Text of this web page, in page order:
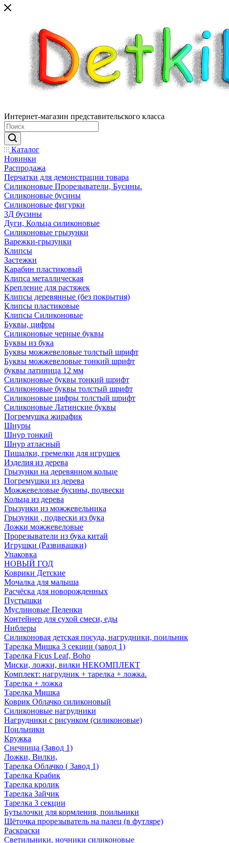
Интернет-магазин представительского класса
Каталог
Новинки
Распродажа
Перчатки для демонстрации товара
Силиконовые Прорезыватели, Бусины.
Силиконовые бусины
Силиконовые фигурки
3Д бусины
Дуги, Кольца силиконовые
Силиконовые грызунки
Варежки-грызунки
Клипсы
Застежки
Карабин пластиковый
Клипса металлическая
Крепление для растяжек
Клипсы деревянные (без покрытия)
Клипсы пластиковые
Клипсы Силиконовые
Буквы, цифры
Силиконовые черные буквы
Буквы из бука
Буквы можжевеловые толстый шрифт
Буквы можжевеловые тонкий шрифт
буквы латиница 12 мм
Силиконовые буквы тонкий шрифт
Силиконовые буквы толстый шрифт
Силиконовые цифры толстый шрифт
Силиконовые Латинские буквы
Погремушка жирафик
Шнуры
Шнур тонкий
Шнур атласный
Пищалки, гремелки для игрушек
Изделия из дерева
Грызунки на деревянном кольце
Погремушки из дерева
Можжевеловые бусины, подвески
Кольца из дерева
Грызунки из можжевельника
Грызунки , подвески из бука
Ложки можжевеловые
Прорезыватели из бука китай
Игрушки (Развивашки)
Упаковка
НОВЫЙ ГОД
Коврики Детские
Мочалка для малыша
Расчёска для новорожденных
Пустышки
Муслиновые Пеленки
Контейнер для сухой смеси, еды
Ниблеры
Силиконовая детская посуда, нагрудники, поильник
Тарелка Мишка 3 секции (завод 1)
Тарелка Ficus Leaf, Boho
Миски, ложки, вилки НЕКОМПЛЕКТ
Комплект: нагрудник + тарелка + ложка.
Тарелка + ложка
Тарелка Мишка
Коврик Облачко силиконовый
Силиконовые нагрудники
Нагрудники с рисунком (силиконовые)
Поильники
Кружка
Снечница (Завод 1)
Ложки, Вилки,
Тарелка Облачко ( Завод 1)
Тарелка Крабик
Тарелка кролик
Тарелка Зайчик
Тарелка 3 секции
Бутылочки для кормления, поильники
Щёточка прорезыватель на палец (в футляре)
Раскраски
Светильники, ночники силиконовые